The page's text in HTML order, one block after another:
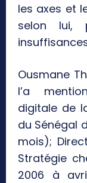
les axes et
selon lui,
Ousmane
l’a
digitale de
du Sénégal
mois);
Stratégie
2006 à